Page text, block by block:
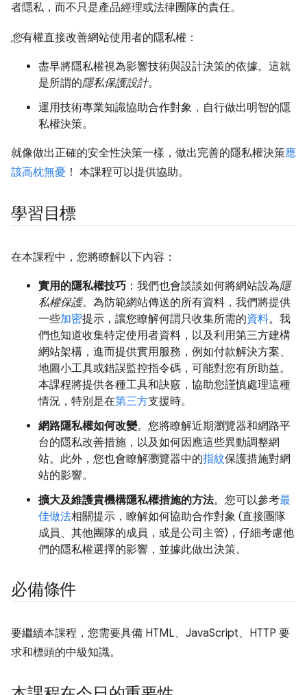
者隱私，而不只是產品經理或法律團隊的責任。
您有權直接改善網站使用者的隱私權：
盡早將隱私權視為影響技術與設計決策的依據。這就
是所謂的隱私保護設計。
運用技術專業知識協助合作對象，自行做出明智的隱
私權決策。
就像做出正確的安全性決策一樣，做出完善的隱私權決策應
該高枕無憂 ！ 本課程可以提供協助。
學習目標
在本課程中，您將瞭解以下內容：
實用的隱私權技巧 ：我們也會談談如何將網站設為隱
私權保護。為防範網站傳送的所有資料，我們將提供
一些加密提示，讓您瞭解何謂只收集所需的資料。我
們也知道收集特定使用者資料，以及利用第三方建構
網站架構，進而提供實用服務，例如付款解決方案、
地圖小工具或錯誤監控指令碼，可能對您有所助益。
本課程將提供各種工具和訣竅，協助您謹慎處理這種
情況，特別是在第三方支援時。
網路隱私權如何改變。您將瞭解近期瀏覽器和網路平
台的隱私改善措施，以及如何因應這些異動調整網
站。此外，您也會瞭解瀏覽器中的指紋保護措施對網
站的影響。
擴大及維護貴機構隱私權措施的方法。您可以參考最
佳做法相關提示，瞭解如何協助合作對象 (直接團隊
成員、其他團隊的成員，或是公司主管)，仔細考慮他
們的隱私權選擇的影響，並據此做出決策。
必備條件
要繼續本課程，您需要具備 HTML、JavaScript、HTTP 要
求和標頭的中級知識。